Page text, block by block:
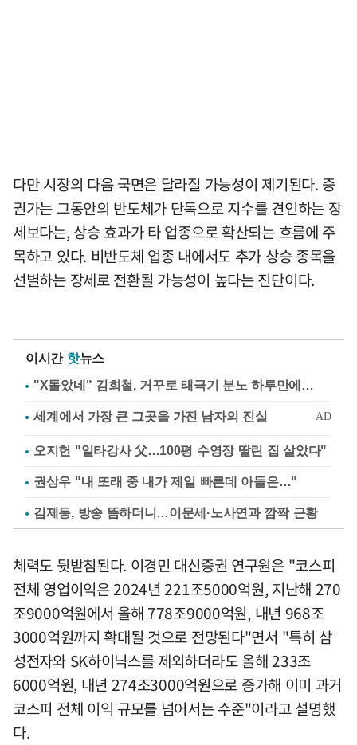
다만 시장의 다음 국면은 달라질 가능성이 제기된다. 증
권가는 그동안의 반도체가 단독으로 지수를 견인하는 장
세보다는, 상승 효과가 타 업종으로 확산되는 흐름에 주
목하고 있다. 비반도체 업종 내에서도 추가 상승 종목을
선별하는 장세로 전환될 가능성이 높다는 진단이다.
이시간 핫뉴스
"X돌았네" 김희철, 거꾸로 태극기 분노 하루만에…
오지헌 "일타강사 父…100평 수영장 딸린 집 살았다"
권상우 "내 또래 중 내가 제일 빠른데 아들은…"
김제동, 방송 뜸하더니…이문세·노사연과 깜짝 근황
체력도 뒷받침된다. 이경민 대신증권 연구원은 "코스피
전체 영업이익은 2024년 221조5000억원, 지난해 270
조9000억원에서 올해 778조9000억원, 내년 968조
3000억원까지 확대될 것으로 전망된다"면서 "특히 삼
성전자와 SK하이닉스를 제외하더라도 올해 233조
6000억원, 내년 274조3000억원으로 증가해 이미 과거
코스피 전체 이익 규모를 넘어서는 수준"이라고 설명했
다.